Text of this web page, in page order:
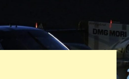
El Motor
punto Net
Información sobre novedades y pruebas
de Automóviles